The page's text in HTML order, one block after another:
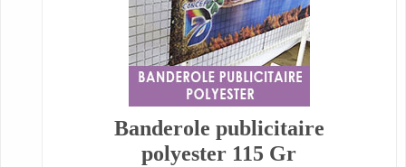
Banderole publicitaire
polyester 115 Gr